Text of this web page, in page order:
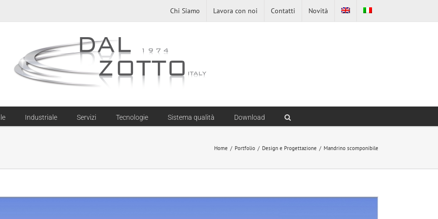
Chi Siamo Lavora con noi Contatti Novità
Industriale Servizi Tecnologie Sistema qualità Download
Home / Portfolio / Design e Progettazione / Mandrino scomponibile